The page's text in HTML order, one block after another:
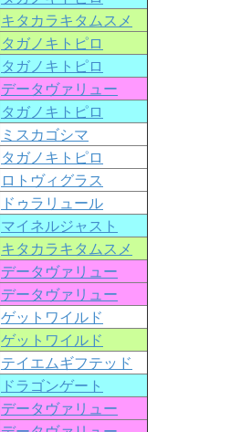
キタカラキタムスメ
タガノキトピロ
タガノキトピロ
データヴァリュー
タガノキトピロ
ミスカゴシマ
タガノキトピロ
ロトヴィグラス
ドゥラリュール
マイネルジャスト
キタカラキタムスメ
データヴァリュー
データヴァリュー
ゲットワイルド
ゲットワイルド
テイエムギフテッド
ドラゴンゲート
データヴァリュー